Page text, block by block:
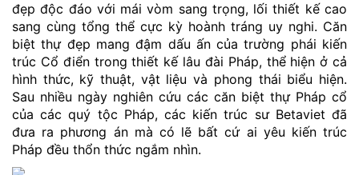
đẹp độc đáo với mái vòm sang trọng, lối thiết kế cao
sang cùng tổng thể cực kỳ hoành tráng uy nghi. Căn
biệt thự đẹp mang đậm dấu ấn của trường phái kiến
trúc Cổ điển trong thiết kế lâu đài Pháp, thể hiện ở cả
hình thức, kỹ thuật, vật liệu và phong thái biểu hiện.
Sau nhiều ngày nghiên cứu các căn biệt thự Pháp cổ
của các quý tộc Pháp, các kiến trúc sư Betaviet đã
đưa ra phương án mà có lẽ bất cứ ai yêu kiến trúc
Pháp đều thổn thức ngắm nhìn.